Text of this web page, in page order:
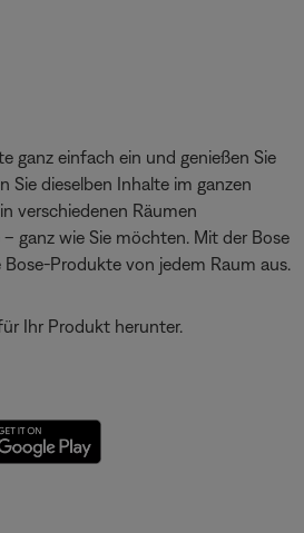
ganz einfach ein und genießen Sie
Sie dieselben Inhalte im ganzen
verschiedenen Räumen
ganz wie Sie möchten. Mit der Bose
Bose-Produkte von jedem Raum aus.
Ihr Produkt herunter.